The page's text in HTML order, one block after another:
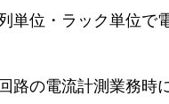
単位・ラック単位で
路の電流計測業務時